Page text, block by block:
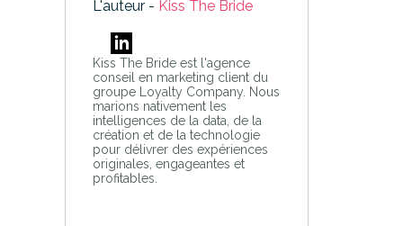
L'auteur - Kiss The Bride
Kiss The Bride est l'agence
conseil en marketing client du
groupe Loyalty Company. Nous
marions nativement les
intelligences de la data, de la
création et de la technologie
pour délivrer des expériences
originales, engageantes et
profitables.